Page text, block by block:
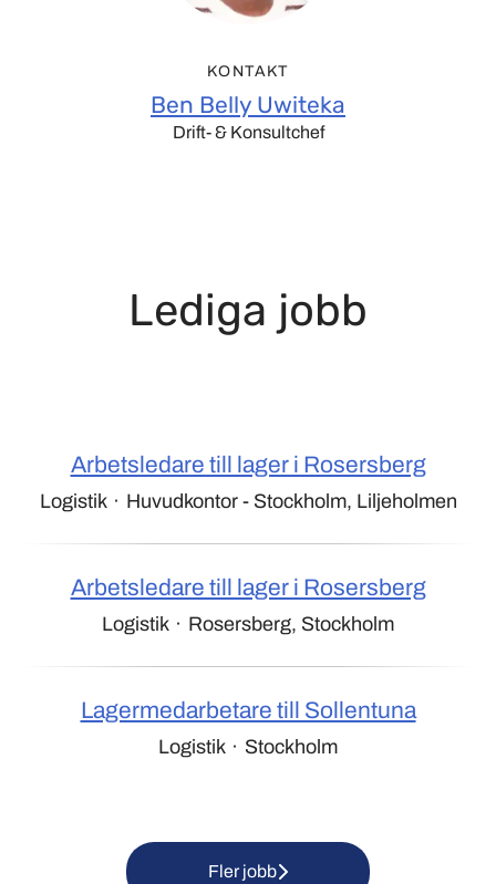
KONTAKT
Ben Belly Uwiteka
Drift- & Konsultchef
Lediga jobb
Arbetsledare till lager i Rosersberg
Logistik · Huvudkontor - Stockholm, Liljeholmen
Arbetsledare till lager i Rosersberg
Logistik · Rosersberg, Stockholm
Lagermedarbetare till Sollentuna
Logistik · Stockholm
Fler jobb